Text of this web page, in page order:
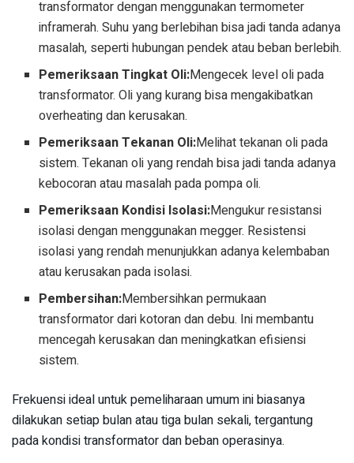
transformator dengan menggunakan termometer
inframerah. Suhu yang berlebihan bisa jadi tanda adanya
masalah, seperti hubungan pendek atau beban berlebih.
Pemeriksaan Tingkat Oli:Mengecek level oli pada
transformator. Oli yang kurang bisa mengakibatkan
overheating dan kerusakan.
Pemeriksaan Tekanan Oli:Melihat tekanan oli pada
sistem. Tekanan oli yang rendah bisa jadi tanda adanya
kebocoran atau masalah pada pompa oli.
Pemeriksaan Kondisi Isolasi:Mengukur resistansi
isolasi dengan menggunakan megger. Resistensi
isolasi yang rendah menunjukkan adanya kelembaban
atau kerusakan pada isolasi.
Pembersihan:Membersihkan permukaan
transformator dari kotoran dan debu. Ini membantu
mencegah kerusakan dan meningkatkan efisiensi
sistem.
Frekuensi ideal untuk pemeliharaan umum ini biasanya
dilakukan setiap bulan atau tiga bulan sekali, tergantung
pada kondisi transformator dan beban operasinya.